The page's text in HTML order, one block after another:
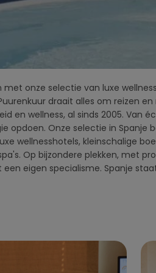
met onze selectie van luxe
draait alles om reizen
en wellness, al sinds 2005. Van
opdoen. Onze selectie in Spanje
wellnesshotels, kleinschalige
Op bijzondere plekken, met
eigen specialisme. Spanje
en wellnessretreats met
mindfulness, meditatie,
ayurveda, afslanken of detox.
prachtige natuur,
Spanje tot dé bestemming in